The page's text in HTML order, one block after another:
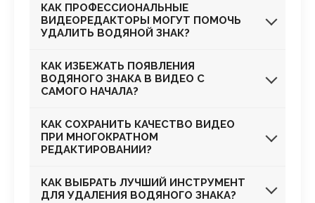
КАК ПРОФЕССИОНАЛЬНЫЕ
ВИДЕОРЕДАКТОРЫ МОГУТ ПОМОЧЬ
УДАЛИТЬ ВОДЯНОЙ ЗНАК?
КАК ИЗБЕЖАТЬ ПОЯВЛЕНИЯ
ВОДЯНОГО ЗНАКА В ВИДЕО С
САМОГО НАЧАЛА?
КАК СОХРАНИТЬ КАЧЕСТВО ВИДЕО
ПРИ МНОГОКРАТНОМ
РЕДАКТИРОВАНИИ?
КАК ВЫБРАТЬ ЛУЧШИЙ ИНСТРУМЕНТ
ДЛЯ УДАЛЕНИЯ ВОДЯНОГО ЗНАКА?